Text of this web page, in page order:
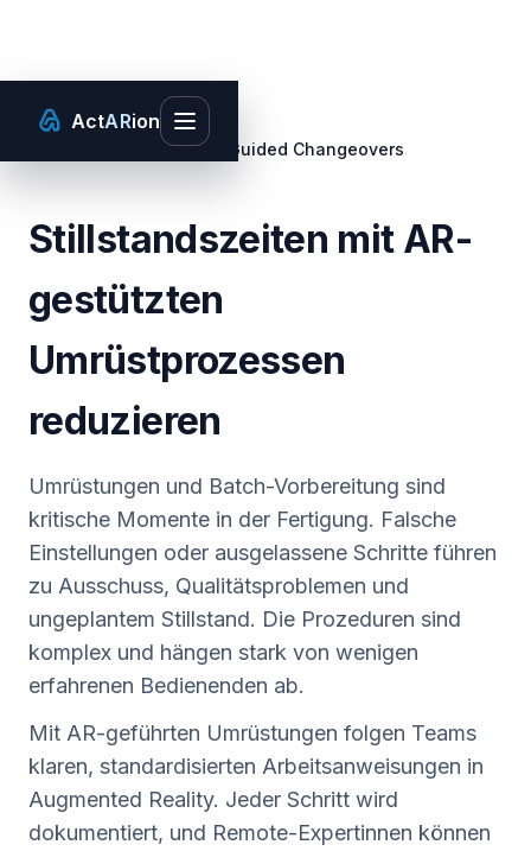
ActARion
Toggle main menu
Use Cases/AR-Guided Changeovers
Stillstandszeiten mit AR-
gestützten
Umrüstprozessen
reduzieren
Umrüstungen und Batch-Vorbereitung sind
kritische Momente in der Fertigung. Falsche
Einstellungen oder ausgelassene Schritte führen
zu Ausschuss, Qualitätsproblemen und
ungeplantem Stillstand. Die Prozeduren sind
komplex und hängen stark von wenigen
erfahrenen Bedienenden ab.
Mit AR-geführten Umrüstungen folgen Teams
klaren, standardisierten Arbeitsanweisungen in
Augmented Reality. Jeder Schritt wird
dokumentiert, und Remote-Expertinnen können